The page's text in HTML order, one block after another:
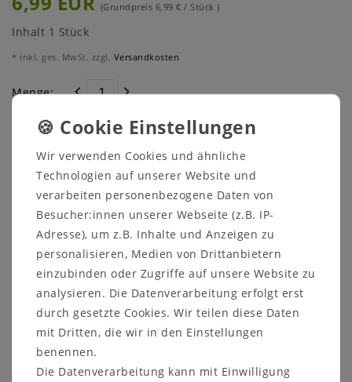
(Grundpreis 6,99 € / Stück )
Inhalt 1 Stück
* inkl. ges. MwSt. zzgl. Versandkosten
Menge:
Lieferfrist 1-3 Tage
Artikelnummer
Wir verwenden Cookies und ähnliche
Technologien auf unserer Website und
verarbeiten personenbezogene Daten von
Besucher:innen unserer Webseite (z.B. IP-
Adresse), um z.B. Inhalte und Anzeigen zu
personalisieren, Medien von Drittanbietern
einzubinden oder Zugriffe auf unsere Website zu
analysieren. Die Datenverarbeitung erfolgt erst
durch gesetzte Cookies. Wir teilen diese Daten
mit Dritten, die wir in den Einstellungen
benennen.
Die Datenverarbeitung kann mit Einwilligung